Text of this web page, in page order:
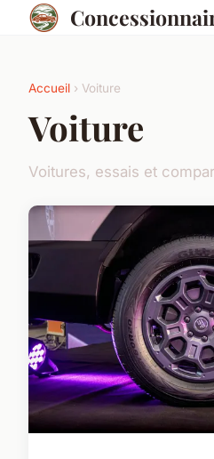
Accueil › Voiture
Voiture
Voitures, essais et